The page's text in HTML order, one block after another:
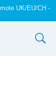
UK/EU/CH -